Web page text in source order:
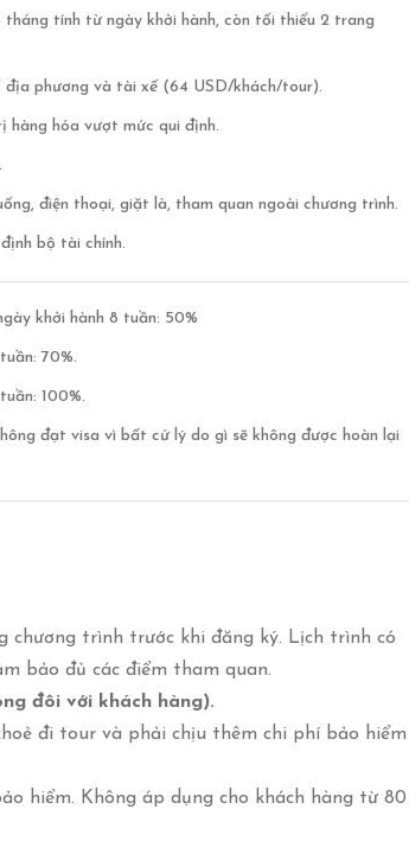
tháng tính từ ngày khởi hành, còn tối thiểu 2 trang
địa phương và tài xế (64 USD/khách/tour).
hàng hóa vượt mức qui định.
điện thoại, giặt là, tham quan ngoài chương trình.
bộ tài chính.
khởi hành 8 tuần: 50%
70%.
100%.
đạt visa vì bất cứ lý do gì sẽ không được hoàn lại
chương trình trước khi đăng ký. Lịch trình có
bảo đủ các điểm tham quan.
đôi với khách hàng).
đi tour và phải chịu thêm chi phí bảo hiểm
hiểm. Không áp dụng cho khách hàng từ 80